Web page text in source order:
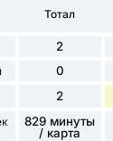
Тотал
2
0
2
829 минуты
/ карта